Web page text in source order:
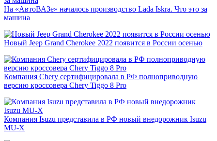
На «АвтоВАЗе» началось производство Lada Iskra. Что это за
машина
Новый Jeep Grand Cherokee 2022 появится в России осенью
Компания Chery сертифицировала в РФ полноприводную
версию кроссовера Chery Tiggo 8 Pro
Компания Isuzu представила в РФ новый внедорожник Isuzu
MU-X